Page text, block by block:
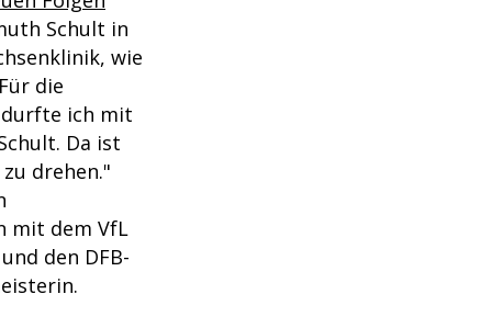
Schult in
wie
die
durfte ich mit
Da ist
drehen."
mit dem VfL
den DFB-